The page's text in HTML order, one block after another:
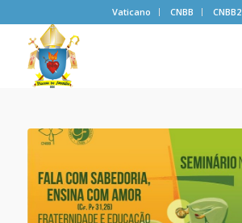
Vaticano CNBB CNBB2